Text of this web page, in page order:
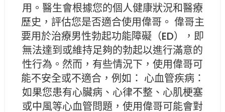
用。醫生會根據您的個人健康狀況和醫療
歷史，評估您是否適合使用偉哥。 偉哥主
要用於治療男性勃起功能障礙（ED），即
無法達到或維持足夠的勃起以進行滿意的
性行為。然而，有些情況下，使用偉哥可
能不安全或不適合，例如： 心血管疾病：
如果您患有心臟病、心律不整、心肌梗塞
或中風等心血管問題，使用偉哥可能會對